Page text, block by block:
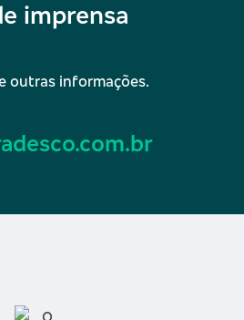
imprensa
outras informações.